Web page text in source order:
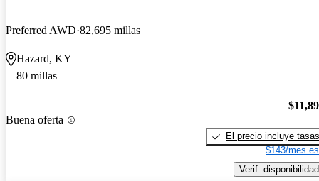
Preferred AWD 82,695 millas
Hazard, KY
80 millas
Buena oferta
El precio incluye tasas
$143/mes
Verif. disponibilidad